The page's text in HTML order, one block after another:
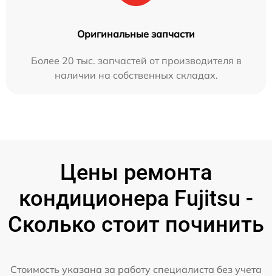
Оригинальные запчасти
Более 20 тыс. запчастей от производителя в
наличии на собственных складах.
Цены ремонта
кондиционера Fujitsu -
Сколько стоит починить
Стоимость указана за работу специалиста без учета